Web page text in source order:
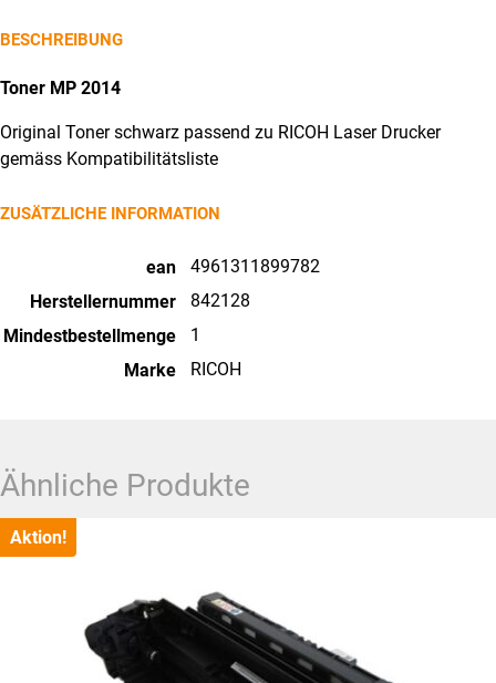
ist:
BESCHREIBUNG
Toner MP 2014
Original Toner schwarz passend zu RICOH Laser Drucker
gemäss Kompatibilitätsliste
ZUSÄTZLICHE INFORMATION
ean
4961311899782
Herstellernummer
842128
Mindestbestellmenge
1
Marke
RICOH
Ähnliche Produkte
Aktion!